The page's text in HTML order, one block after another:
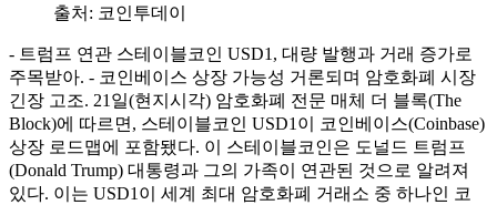
출처: 코인투데이
- 트럼프 연관 스테이블코인 USD1, 대량 발행과 거래 증가로
주목받아. - 코인베이스 상장 가능성 거론되며 암호화폐 시장
긴장 고조. 21일(현지시각) 암호화폐 전문 매체 더 블록(The
Block)에 따르면, 스테이블코인 USD1이 코인베이스(Coinbase)
상장 로드맵에 포함됐다. 이 스테이블코인은 도널드 트럼프
(Donald Trump) 대통령과 그의 가족이 연관된 것으로 알려져
있다. 이는 USD1이 세계 최대 암호화폐 거래소 중 하나인 코